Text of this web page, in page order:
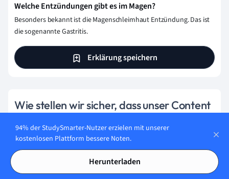
Welche Entzündungen gibt es im Magen?
Besonders bekannt ist die Magenschleimhaut Entzündung. Das ist
die sogenannte Gastritis.
Erklärung speichern
Wie stellen wir sicher, dass unser Content
Bei StudySmarter haben wir eine Lernplattform geschaffen,
die Millionen von Studierende unterstützt. Lerne die
Menschen kennen, die hart daran arbeiten, Fakten
basierten Content zu liefern und sicherzustellen, dass er
94% der StudySmarter-Nutzer erzielen mit unserer
kostenlosen Plattform bessere Noten.
Herunterladen